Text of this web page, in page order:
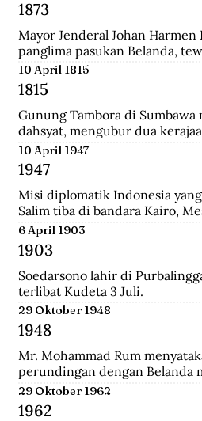
1873
Mayor Jenderal Johan Harmen
panglima pasukan Belanda,
Aceh di depan Masjid Raya
10 April 1815
1815
Gunung Tambora di Sumbawa
dahsyat, mengubur dua
suhu global sehingga disebut
panas.
10 April 1947
1947
Misi diplomatik Indonesia
Salim tiba di bandara Kairo,
6 April 1903
1903
Soedarsono lahir di
terlibat Kudeta 3 Juli.
29 Oktober 1948
1948
Mr. Mohammad Rum
perundingan dengan Belanda
dilanjutkan bulan depan, dan
kepastian.
29 Oktober 1962
1962